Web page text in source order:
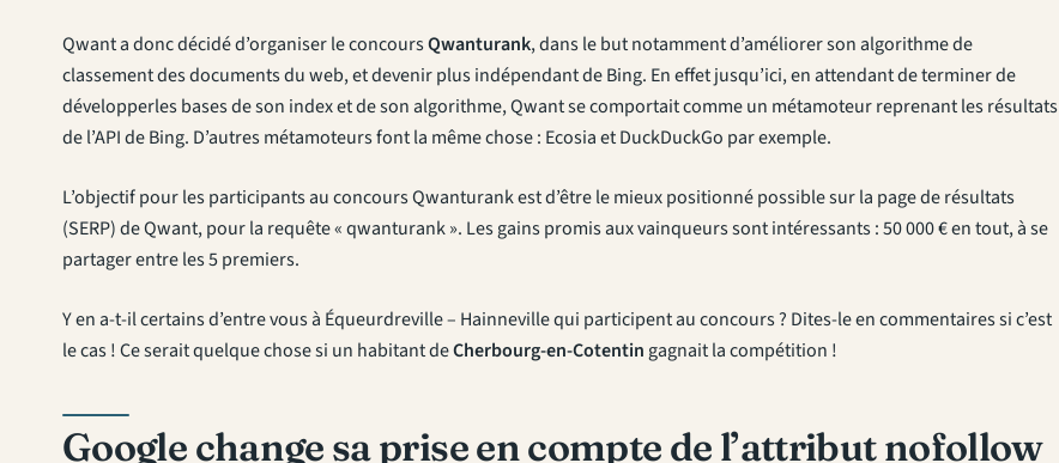
Qwant a donc décidé d’organiser le concoursQwanturank, dans le but notamment d’améliorer son algorithme de
classement des documents du web, et devenir plus indépendant de Bing. En effet jusqu’ici, en attendant de terminer de
développerles bases de son index et de son algorithme, Qwant se comportait comme un métamoteur reprenant les résultats
de l’API de Bing. D’autres métamoteurs font la même chose : Ecosia et DuckDuckGo par exemple.
L’objectif pour les participants au concours Qwanturank est d’être le mieux positionné possible sur la page de résultats
(SERP) de Qwant, pour la requête « qwanturank ». Les gains promis aux vainqueurs sont intéressants : 50 000 € en tout, à se
partager entre les 5 premiers.
Y en a-t-il certains d’entre vous à Équeurdreville – Hainneville qui participent au concours ? Dites-le en commentaires si c’est
le cas ! Ce serait quelque chose si un habitant deCherbourg-en-Cotentin gagnait la compétition !
Google change sa prise en compte de l’attribut nofollow